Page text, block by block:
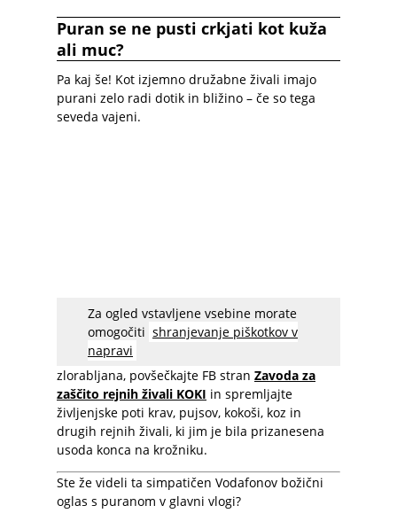
Puran se ne pusti crkjati kot kuža
ali muc?
Pa kaj še! Kot izjemno družabne živali imajo
purani zelo radi dotik in bližino – če so tega
seveda vajeni.
Za ogled vstavljene vsebine morate
omogočiti shranjevanje piškotkov v
napravi
Vse več Slovencev je ugotovilo, da svojih
prijateljev več ne morejo jesti. Če bi tudi vi radi
pomagali bitjem, ki so v naši družbi pogosto
zlorabljana, povšečkajte FB stran Zavoda za
zaščito rejnih živali KOKI in spremljajte
življenjske poti krav, pujsov, kokoši, koz in
drugih rejnih živali, ki jim je bila prizanesena
usoda konca na krožniku.
Ste že videli ta simpatičen Vodafonov božični
oglas s puranom v glavni vlogi?